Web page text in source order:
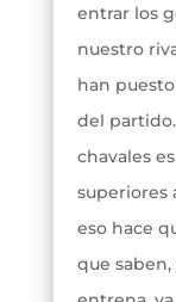
entrar los
nuestro
han
del
chavales
superiores
eso hace
que